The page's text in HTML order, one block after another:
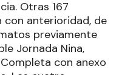
Otras 167
con anterioridad, de
previamente
Jornada Nina,
con anexo